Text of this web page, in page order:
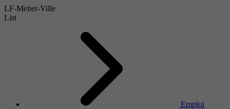
LF-Metier-Ville
List
Emploi